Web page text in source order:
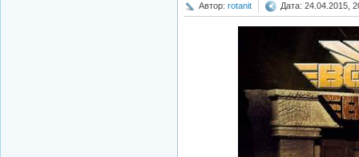
Автор: rotanit Дата: 24.04.2015,